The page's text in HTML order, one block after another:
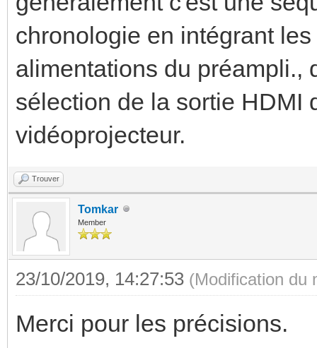
chronologie en intégrant
alimentations du préampli.,
sélection de la sortie HDMI
vidéoprojecteur.
Trouver
Tomkar
Member
23/10/2019, 14:27:53 (Modification du
Merci pour les précisions.